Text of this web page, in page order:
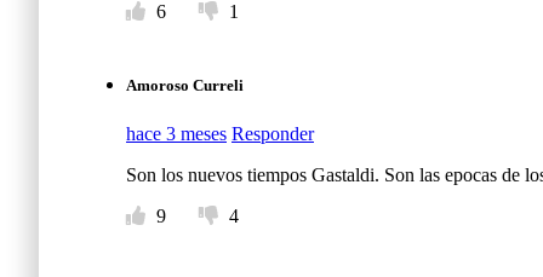
6
1
Amoroso Curreli
hace 3 meses Responder
Son los nuevos tiempos Gastaldi. Son las epocas de
9
4